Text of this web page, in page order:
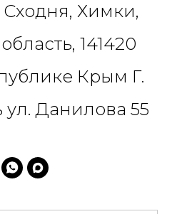
Химки,
141420
Крым Г.
Данилова 55